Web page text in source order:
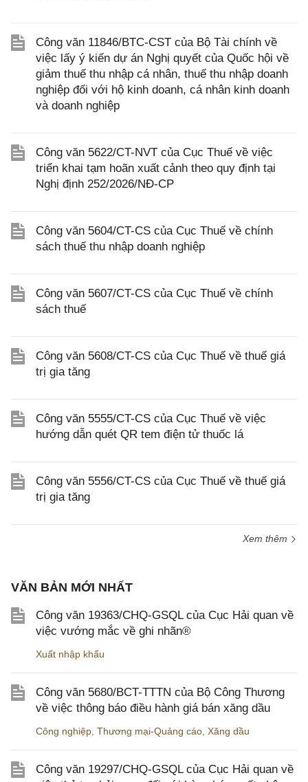
Công văn 11846/BTC-CST của Bộ Tài chính về
việc lấy ý kiến dự án Nghị quyết của Quốc hội về
giảm thuế thu nhập cá nhân, thuế thu nhập doanh
nghiệp đối với hộ kinh doanh, cá nhân kinh doanh
và doanh nghiệp
Công văn 5622/CT-NVT của Cục Thuế về việc
triển khai tạm hoãn xuất cảnh theo quy định tại
Nghị định 252/2026/NĐ-CP
Công văn 5604/CT-CS của Cục Thuế về chính
sách thuế thu nhập doanh nghiệp
Công văn 5607/CT-CS của Cục Thuế về chính
sách thuế
Công văn 5608/CT-CS của Cục Thuế về thuế giá
trị gia tăng
Công văn 5555/CT-CS của Cục Thuế về việc
hướng dẫn quét QR tem điện tử thuốc lá
Công văn 5556/CT-CS của Cục Thuế về thuế giá
trị gia tăng
Xem thêm
VĂN BẢN MỚI NHẤT
Công văn 19363/CHQ-GSQL của Cục Hải quan về
việc vướng mắc về ghi nhãn®
Xuất nhập khẩu
Công văn 5680/BCT-TTTN của Bộ Công Thương
về việc thông báo điều hành giá bán xăng dầu
Công nghiệp Thương mại-Quảng cáo Xăng dầu
Công văn 19297/CHQ-GSQL của Cục Hải quan về